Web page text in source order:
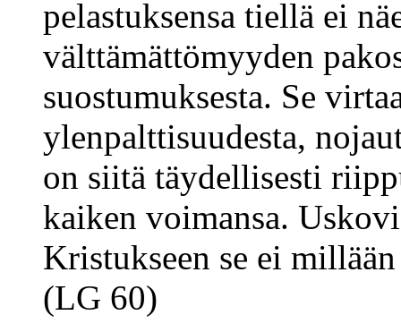
pelastuksensa tiellä ei
välttämättömyyden
suostumuksesta. Se
ylenpalttisuudesta,
on siitä täydellisesti
kaiken voimansa.
Kristukseen se ei
(LG 60)